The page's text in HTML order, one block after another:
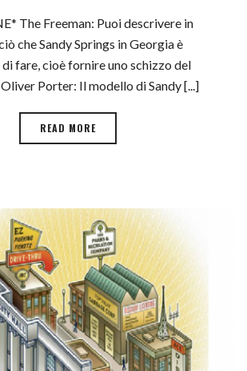
The Freeman: Puoi descrivere in
che Sandy Springs in Georgia è
fare, cioè fornire uno schizzo del
Porter: Il modello di Sandy [...]
READ MORE